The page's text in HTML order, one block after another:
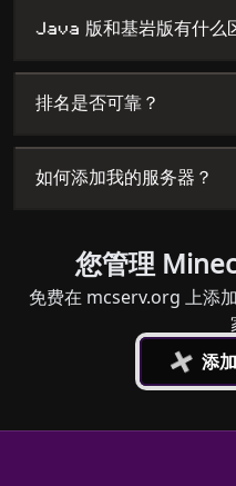
Java 版和基岩版有什么
排名是否可靠？
如何添加我的服务器？
您管理
免费在 mcserv.org 上添
+
添